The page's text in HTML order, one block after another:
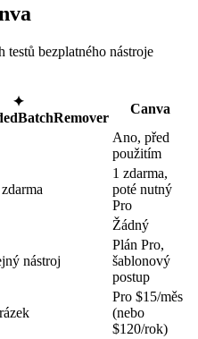
testů bezplatného nástroje
✦
BatchRemover
Canva
Ano, před
použitím
1 zdarma,
poté nutný
Pro
Žádný
nástroj
Plán Pro,
šablonový
postup
Pro $15/měs
(nebo
$120/rok)